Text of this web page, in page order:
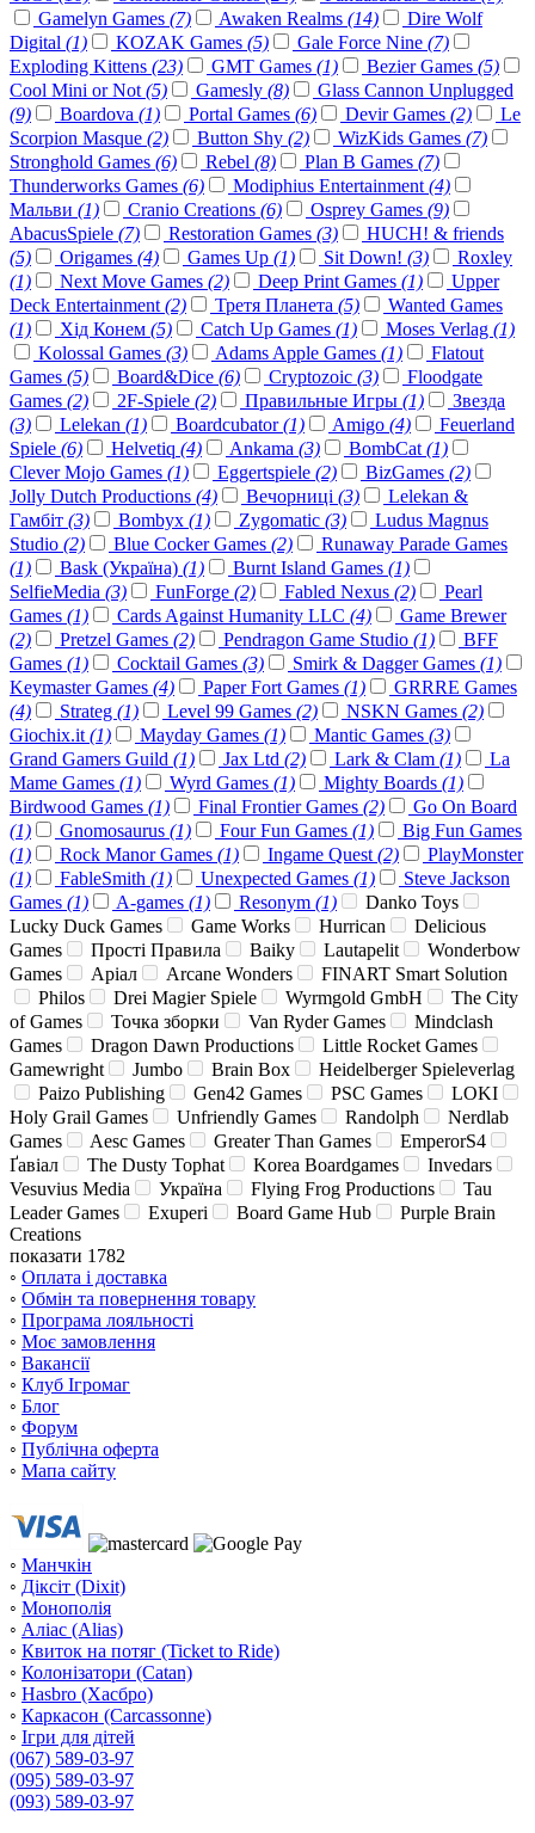
Gamelyn Games (7) Awaken Realms (14)
Dire Wolf
Digital (1) KOZAK Games (5) Gale Force Nine (7)
Exploding Kittens (23) GMT Games (1) Bezier Games (5)
Cool Mini or Not (5) Gamesly (8)
Glass Cannon Unplugged
(9)
Boardova (1) Portal Games (6) Devir Games (2)
Le
Scorpion Masque (2) Button Shy (2) WizKids Games (7)
Stronghold Games (6) Rebel (8) Plan B Games (7)
Thunderworks Games (6) Modiphius Entertainment (4)
Мальви (1) Cranio Creations (6) Osprey Games (9)
AbacusSpiele (7) Restoration Games (3)
HUCH! & friends
(5)
Origames (4) Games Up (1) Sit Down! (3)
Roxley
(1)
Next Move Games (2) Deep Print Games (1)
Upper
Deck Entertainment (2) Третя Планета (5)
Wanted Games
(1)
Хід Конем (5) Catch Up Games (1) Moses Verlag (1)
Kolossal Games (3) Adams Apple Games (1)
Flatout
Games (5) Board&Dice (6) Cryptozoic (3)
Floodgate
Games (2) 2F-Spiele (2) Правильные Игры (1)
Звезда
(3)
Lelekan (1) Boardcubator(1) Amigo (4)
Feuerland
Spiele (6) Helvetiq (4) Ankama (3) BombCat (1)
Clever Mojo Games (1) Eggertspiele (2) BizGames (2)
Jolly Dutch Productions (4) Вечорниці (3)
Lelekan &
Гамбіт (3) Bombyx (1) Zygomatic (3)
Ludus Magnus
Studio (2) Blue Cocker Games (2)
Runaway Parade Games
(1)
Bask (Україна) (1) Burnt Island Games (1)
SelfieMedia (3) FunForge (2) Fabled Nexus (2)
Pearl
Games (1) Cards Against Humanity LLC (4)
Game Brewer
(2)
Pretzel Games (2) Pendragon Game Studio (1)
BFF
Games (1) Cocktail Games (3) Smirk & Dagger Games (1)
Keymaster Games (4) Paper Fort Games (1)
GRRRE Games
(4)
Strateg (1) Level 99 Games (2) NSKN Games (2)
Giochix.it (1) Mayday Games (1) Mantic Games (3)
Grand Gamers Guild (1) Jax Ltd (2) Lark & Clam (1)
La
Mame Games (1) Wyrd Games (1) Mighty Boards (1)
Birdwood Games (1) Final Frontier Games (2)
Go On Board
(1)
Gnomosaurus (1) Four Fun Games (1)
Big Fun Games
(1)
Rock Manor Games (1) Ingame Quest (2)
PlayMonster
(1)
FableSmith (1) Unexpected Games (1)
Steve Jackson
Games (1) A-games (1) Resonym (1)
Danko Toys
Lucky Duck Games
Game Works Hurrican
Delicious
Games
Прості Правила Baiky Lautapelit
Wonderbow
Games
Аріал Arcane Wonders
FINART Smart Solution
Philos
Drei Magier Spiele Wyrmgold GmbH
The City
of Games
Точка зборки Van Ryder Games
Mindclash
Games
Dragon Dawn Productions
Little Rocket Games
Gamewright
Jumbo Brain Box
Heidelberger Spieleverlag
Paizo Publishing
Gen42 Games PSC Games
LOKI
Holy Grail Games
Unfriendly Games Randolph
Nerdlab
Games
Aesc Games Greater Than Games
EmperorS4
Ґавіал
The Dusty Tophat Korea Boardgames
Invedars
Vesuvius Media
Україна Flying Frog Productions
Tau
Leader Games
Exuperi Board Game Hub
Purple Brain
Creations
показати 1782
◦ Оплата і доставка
◦ Обмін та повернення товару
◦ Програма лояльності
◦ Моє замовлення
◦ Вакансії
◦ Клуб Ігромаг
◦ Блог
◦ Форум
◦ Публічна оферта
◦ Мапа сайту
◦ Манчкін
◦ Діксіт (Dixit)
◦ Монополія
◦ Аліас (Alias)
◦ Квиток на потяг (Ticket to Ride)
◦ Колонізатори (Catan)
◦ Hasbro (Хасбро)
◦ Каркасон (Carcassonne)
◦ Ігри для дітей
(067) 589-03-97
(095) 589-03-97
(093) 589-03-97